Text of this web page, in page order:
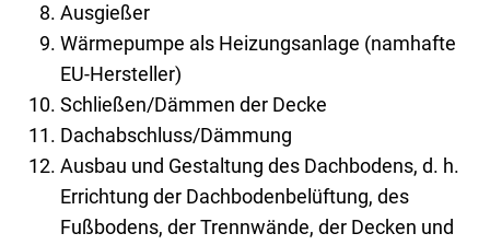
Ausgießer
Wärmepumpe als Heizungsanlage (namhafte
EU-Hersteller)
Schließen/Dämmen der Decke
Dachabschluss/Dämmung
Ausbau und Gestaltung des Dachbodens, d. h.
Errichtung der Dachbodenbelüftung, des
Fußbodens, der Trennwände, der Decken und